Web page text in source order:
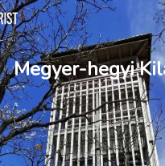
Megyer-hegyi